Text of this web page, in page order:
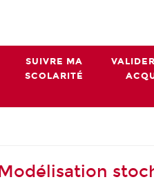
SUIVRE MA
SCOLARITÉ